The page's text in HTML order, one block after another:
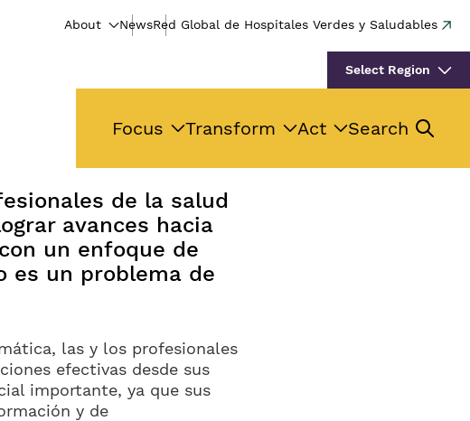
About NewsRed Global de Hospitales Verdes y Saludables
Select Region
Focus Transform Act Search
de la salud
avances hacia
un enfoque de
es un problema de
las y los profesionales
efectivas desde sus
importante, ya que sus
y de